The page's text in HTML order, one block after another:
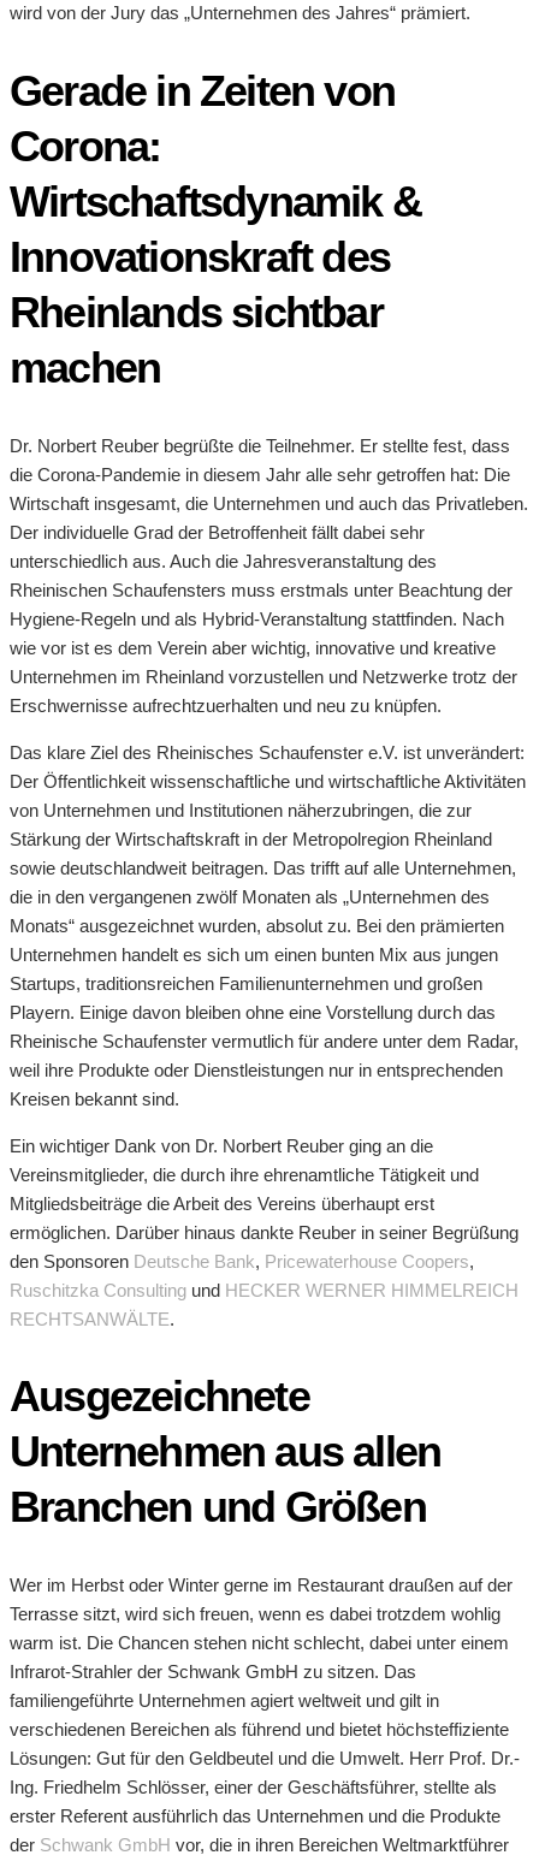
wird von der Jury das „Unternehmen des Jahres“ prämiert.
Gerade in Zeiten von
Corona:
Wirtschaftsdynamik &
Innovationskraft des
Rheinlands sichtbar
machen
Dr. Norbert Reuber begrüßte die Teilnehmer. Er stellte fest, dass
die Corona-Pandemie in diesem Jahr alle sehr getroffen hat: Die
Wirtschaft insgesamt, die Unternehmen und auch das Privatleben.
Der individuelle Grad der Betroffenheit fällt dabei sehr
unterschiedlich aus. Auch die Jahresveranstaltung des
Rheinischen Schaufensters muss erstmals unter Beachtung der
Hygiene-Regeln und als Hybrid-Veranstaltung stattfinden. Nach
wie vor ist es dem Verein aber wichtig, innovative und kreative
Unternehmen im Rheinland vorzustellen und Netzwerke trotz der
Erschwernisse aufrechtzuerhalten und neu zu knüpfen.
Das klare Ziel des Rheinisches Schaufenster e.V. ist unverändert:
Der Öffentlichkeit wissenschaftliche und wirtschaftliche Aktivitäten
von Unternehmen und Institutionen näherzubringen, die zur
Stärkung der Wirtschaftskraft in der Metropolregion Rheinland
sowie deutschlandweit beitragen. Das trifft auf alle Unternehmen,
die in den vergangenen zwölf Monaten als „Unternehmen des
Monats“ ausgezeichnet wurden, absolut zu. Bei den prämierten
Unternehmen handelt es sich um einen bunten Mix aus jungen
Startups, traditionsreichen Familienunternehmen und großen
Playern. Einige davon bleiben ohne eine Vorstellung durch das
Rheinische Schaufenster vermutlich für andere unter dem Radar,
weil ihre Produkte oder Dienstleistungen nur in entsprechenden
Kreisen bekannt sind.
Ein wichtiger Dank von Dr. Norbert Reuber ging an die
Vereinsmitglieder, die durch ihre ehrenamtliche Tätigkeit und
Mitgliedsbeiträge die Arbeit des Vereins überhaupt erst
ermöglichen. Darüber hinaus dankte Reuber in seiner Begrüßung
den Sponsoren Deutsche Bank, Pricewaterhouse Coopers,
Ruschitzka Consulting und HECKER WERNER HIMMELREICH
RECHTSANWÄLTE.
Ausgezeichnete
Unternehmen aus allen
Branchen und Größen
Wer im Herbst oder Winter gerne im Restaurant draußen auf der
Terrasse sitzt, wird sich freuen, wenn es dabei trotzdem wohlig
warm ist. Die Chancen stehen nicht schlecht, dabei unter einem
Infrarot-Strahler der Schwank GmbH zu sitzen. Das
familiengeführte Unternehmen agiert weltweit und gilt in
verschiedenen Bereichen als führend und bietet höchsteffiziente
Lösungen: Gut für den Geldbeutel und die Umwelt. Herr Prof. Dr.-
Ing. Friedhelm Schlösser, einer der Geschäftsführer, stellte als
erster Referent ausführlich das Unternehmen und die Produkte
der Schwank GmbH vor, die in ihren Bereichen Weltmarktführer